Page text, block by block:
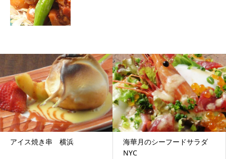
アイス焼き串 横浜
海華月のシーフードサラダ
NYC